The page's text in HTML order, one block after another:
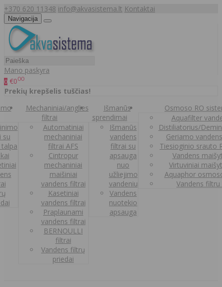
+370 620 11348 info@akvasistema.lt Kontaktai
Navigacija
Mano paskyra
0 €000
Prekių krepšelis tuščias!
su
Mechaniniai/anglies
filtrai
Automatiniai
mechaniniai
filtrai AFS
Cintropur
mechaniniai
maišiniai
vandens filtrai
Kasetiniai
vandens filtrai
Praplaunami
vandens filtrai
BERNOULLI
filtrai
Vandens filtrų
priedai
Išmanūs
sprendimai
Išmanūs
vandens
filtrai su
apsauga
nuo
užliejimo
vandeniu
Vandens
nuotekio
apsauga
Osmoso RO
Aquafilter
Distiliatorius/
Geriamo
Tiesioginio srauto
Vandens
Virtuviniai
Aquaphor
Vandens filtru